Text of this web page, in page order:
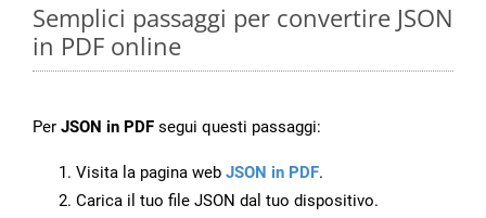
Semplici passaggi per convertire JSON
in PDF online
Per JSON in PDF segui questi passaggi:
Visita la pagina web JSON in PDF.
Carica il tuo file JSON dal tuo dispositivo.